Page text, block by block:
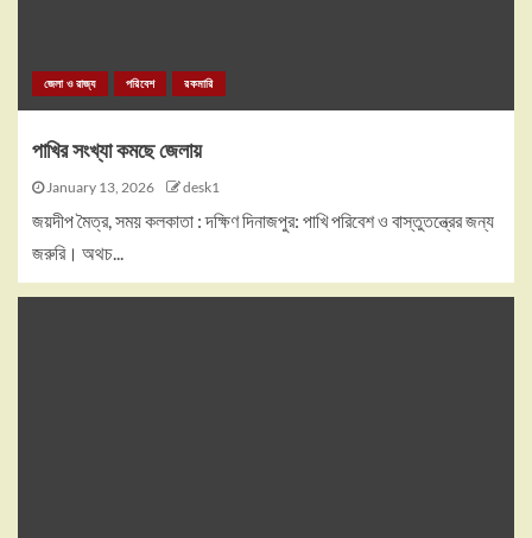
জেলা ও রাজ্য পরিবেশ রকমারি
পাখির সংখ্যা কমছে জেলায়
January 13, 2026 desk1
জয়দীপ মৈত্র, সময় কলকাতা : দক্ষিণ দিনাজপুর: পাখি পরিবেশ ও বাস্তুতন্ত্রের জন্য
জরুরি। অথচ...